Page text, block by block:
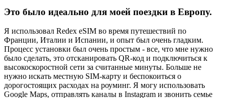
Это было идеально для моей поездки в Европу.
Я использовал Redex eSIM во время путешествий по
Франции, Италии и Испании, и опыт был очень гладким.
Процесс установки был очень простым - все, что мне нужно
было сделать, это отсканировать QR-код и подключиться к
высокоскоростной сети за считанные минуты. Больше не
нужно искать местную SIM-карту и беспокоиться о
дорогостоящих расходах на роуминг. Я могу использовать
Google Maps, отправлять каналы в Instagram и звонить семье